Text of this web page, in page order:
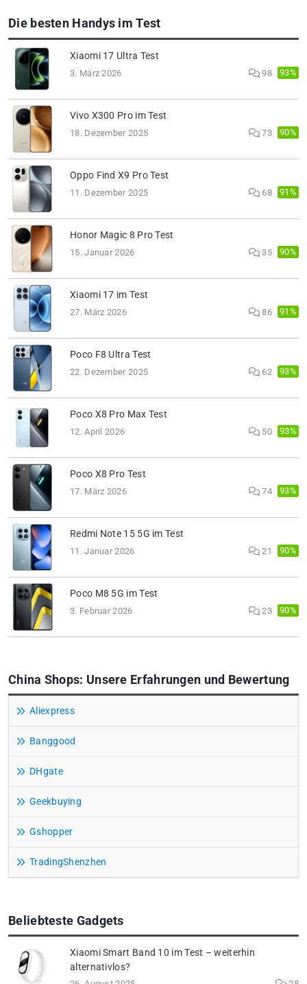
Die besten Handys im Test
Xiaomi 17 Ultra Test
3. März 2026 98 93%
Vivo X300 Pro im Test
18. Dezember 2025 73 90%
Oppo Find X9 Pro Test
11. Dezember 2025 68 91%
Honor Magic 8 Pro Test
15. Januar 2026 35 90%
Xiaomi 17 im Test
27. März 2026 86 91%
Poco F8 Ultra Test
22. Dezember 2025 62 93%
Poco X8 Pro Max Test
12. April 2026 50 93%
Poco X8 Pro Test
17. März 2026 74 93%
Redmi Note 15 5G im Test
11. Januar 2026 21 90%
Poco M8 5G im Test
3. Februar 2026 23 90%
China Shops: Unsere Erfahrungen und Bewertung
Aliexpress
Banggood
DHgate
Geekbuying
Gshopper
TradingShenzhen
Beliebteste Gadgets
Xiaomi Smart Band 10 im Test – weiterhin
alternativlos?